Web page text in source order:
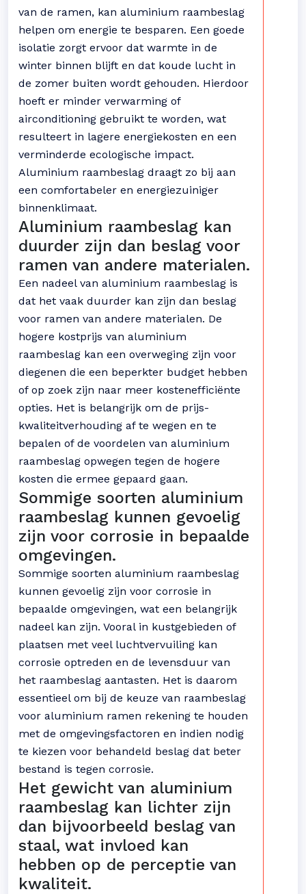
van de ramen, kan aluminium raambeslag
helpen om energie te besparen. Een goede
isolatie zorgt ervoor dat warmte in de
winter binnen blijft en dat koude lucht in
de zomer buiten wordt gehouden. Hierdoor
hoeft er minder verwarming of
airconditioning gebruikt te worden, wat
resulteert in lagere energiekosten en een
verminderde ecologische impact.
Aluminium raambeslag draagt zo bij aan
een comfortabeler en energiezuiniger
binnenklimaat.
Aluminium raambeslag kan
duurder zijn dan beslag voor
ramen van andere materialen.
Een nadeel van aluminium raambeslag is
dat het vaak duurder kan zijn dan beslag
voor ramen van andere materialen. De
hogere kostprijs van aluminium
raambeslag kan een overweging zijn voor
diegenen die een beperkter budget hebben
of op zoek zijn naar meer kostenefficiënte
opties. Het is belangrijk om de prijs-
kwaliteitverhouding af te wegen en te
bepalen of de voordelen van aluminium
raambeslag opwegen tegen de hogere
kosten die ermee gepaard gaan.
Sommige soorten aluminium
raambeslag kunnen gevoelig
zijn voor corrosie in bepaalde
omgevingen.
Sommige soorten aluminium raambeslag
kunnen gevoelig zijn voor corrosie in
bepaalde omgevingen, wat een belangrijk
nadeel kan zijn. Vooral in kustgebieden of
plaatsen met veel luchtvervuiling kan
corrosie optreden en de levensduur van
het raambeslag aantasten. Het is daarom
essentieel om bij de keuze van raambeslag
voor aluminium ramen rekening te houden
met de omgevingsfactoren en indien nodig
te kiezen voor behandeld beslag dat beter
bestand is tegen corrosie.
Het gewicht van aluminium
raambeslag kan lichter zijn
dan bijvoorbeeld beslag van
staal, wat invloed kan
hebben op de perceptie van
kwaliteit.